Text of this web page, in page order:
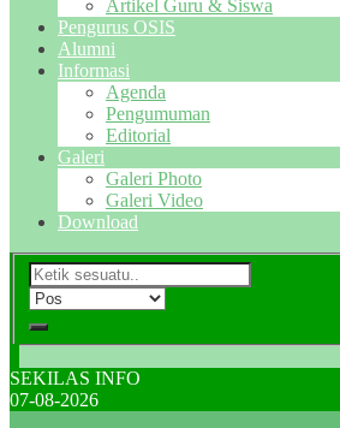
Artikel Guru & Siswa
Pengurus OSIS
Alumni
Informasi
Agenda
Pengumuman
Editorial
Galeri
Galeri Photo
Galeri Video
Download
SEKILAS INFO
07-08-2026